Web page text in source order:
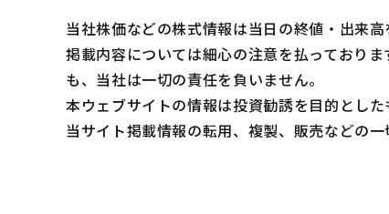
当社株価などの株式情報は当日の終値・出来高
掲載内容については細心の注意を払っており
も、当社は一切の責任を負いません。
本ウェブサイトの情報は投資勧誘を目的とし
当サイト掲載情報の転用、複製、販売などの一